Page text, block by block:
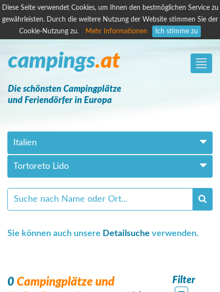
Diese Seite verwendet Cookies, um Ihnen den bestmöglichen Service zu
gewährleisten. Durch die weitere Nutzung der Website stimmen Sie der
Cookie-Nutzung zu.
Mehr Informationen Ich stimme zu
Toggle
campings.at
Die schönsten Campingplätze
und Feriendörfer in Europa
Italien
Tortoreto Lido
Sie können auch unsere Detailsuche verwenden.
0 Campingplätze und
Filter